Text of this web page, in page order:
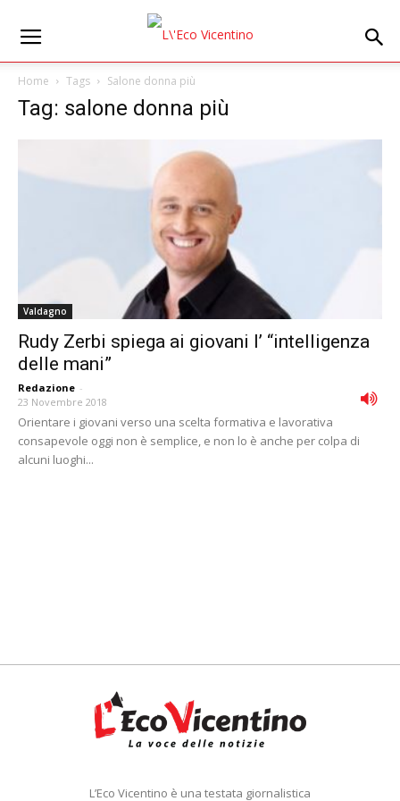
Home Tags Salone donna più
Tag: salone donna più
Valdagno
Rudy Zerbi spiega ai giovani l’ “intelligenza
delle mani”
Redazione -
23 Novembre 2018
Orientare i giovani verso una scelta formativa e lavorativa
consapevole oggi non è semplice, e non lo è anche per colpa di
alcuni luoghi...
L’Eco Vicentino è una testata giornalistica